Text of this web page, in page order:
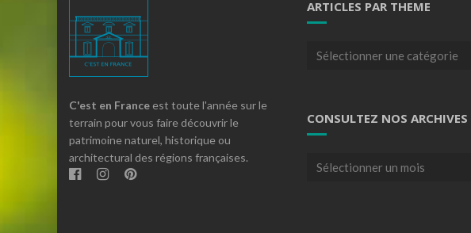
C'est en France est toute l'année sur le
terrain pour vous faire découvrir le
patrimoine naturel, historique ou
architectural des régions françaises.
ARTICLES PAR THEME
Articles
CONSULTEZ NOS ARCHIVES
Consultez